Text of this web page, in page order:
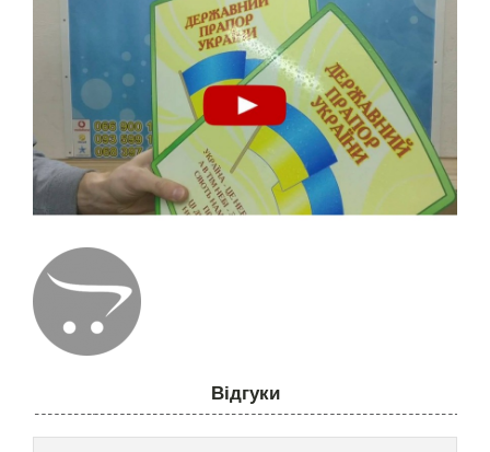
Відгуки